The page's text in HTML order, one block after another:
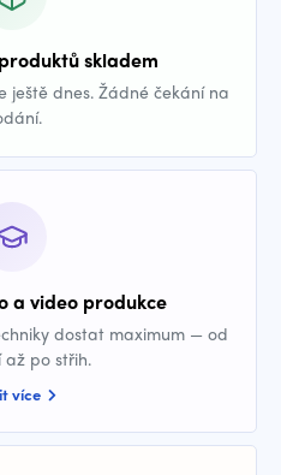
skladem
ještě dnes. Žádné čekání na
a video produkce
dostat maximum — od
po střih.
více